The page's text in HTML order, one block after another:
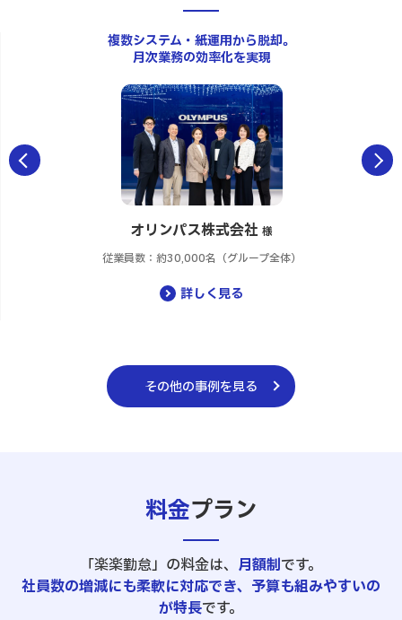
Previous
複数システム・紙運用から脱却。
月次業務の効率化を実現
オリンパス株式会社 様
従業員数：約30,000名（グループ全体）
詳しく見る
Next
その他の事例を見る
料金プラン
「楽楽勤怠」の料金は、 月額制です。
社員数の増減にも柔軟に対応でき、予算も組みやすいの
が特長です。